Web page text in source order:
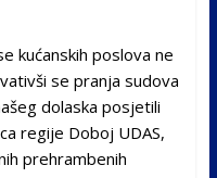
kućanskih poslova ne
se pranja sudova
dolaska posjetili
regije Doboj UDAS,
prehrambenih